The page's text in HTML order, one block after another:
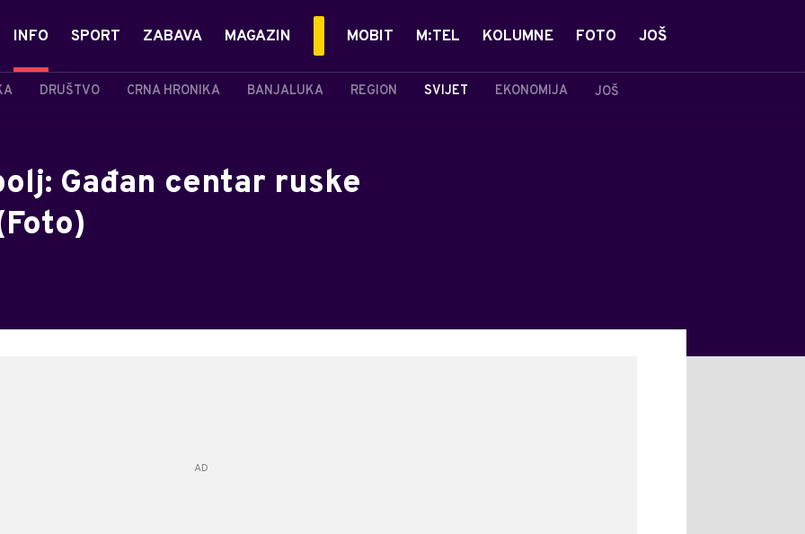
INFO
DRUŠTVO CRNA HRONIKA BANJALUKA REGION SVIJET EKONOMIJA JOŠ
SPORT ZABAVA MAGAZIN MOBIT M:TEL KOLUMNE FOTO JOŠ
Gađan centar ruske